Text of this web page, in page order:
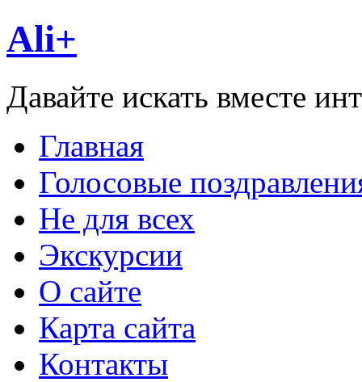
Ali+
Давайте искать вместе
Главная
Голосовые
Не для всех
Экскурсии
О сайте
Карта сайта
Контакты